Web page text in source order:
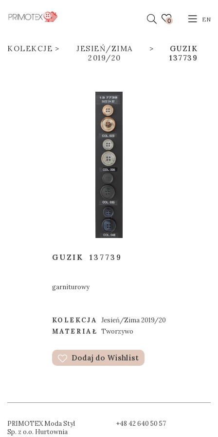
0 EN
KOLEKCJE
JESIEŃ/ZIMA
2019/20
GUZIK
137739
GUZIK 137739
garniturowy
KOLEKCJA
Jesień/Zima 2019/20
MATERIAŁ Tworzywo
Dodaj do Wishlist
PRIMOTEX Moda Styl
Sp. z o.o. Hurtownia
+48 42 640 50 57